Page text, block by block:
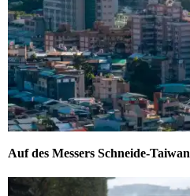
Auf des Messers Schneide-Taiwan